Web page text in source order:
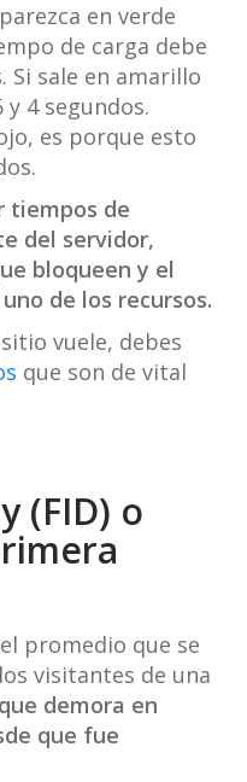
en verde
de carga debe
Si sale en amarillo
4 segundos.
es porque esto
tiempos de
del servidor,
bloqueen y el
de los recursos.
vuele, debes
que son de vital
(FID) o
promedio que se
visitantes de una
demora en
que fue